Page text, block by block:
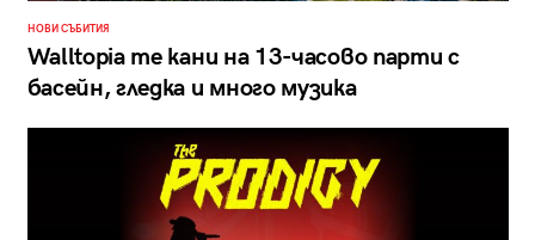
НОВИ СЪБИТИЯ
Walltopia те кани на 13-часово парти с
басейн, гледка и много музика